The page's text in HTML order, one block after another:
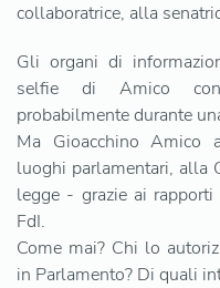
collaboratrice, alla
Gli organi di
selfie di Amico con
probabilmente durante
Ma Gioacchino Amico
luoghi parlamentari, alla
legge - grazie ai
FdI.
Come mai? Chi lo
in Parlamento? Di quali